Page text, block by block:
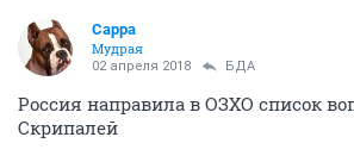
Сарра
Мудрая
02 апреля 2018 БДА
Россия направила в ОЗХО список
Скрипалей